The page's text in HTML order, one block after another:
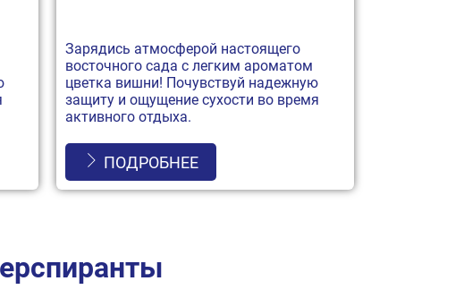
Зарядись атмосферой настоящего
восточного сада с легким ароматом
цветка вишни! Почувствуй надежную
защиту и ощущение сухости во время
активного отдыха.
ПОДРОБНЕЕ